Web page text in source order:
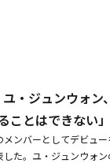
ユ・ジュンウォ
ことはできない」
ンバーとしてデビュ
た。ユ・ジュンウォ